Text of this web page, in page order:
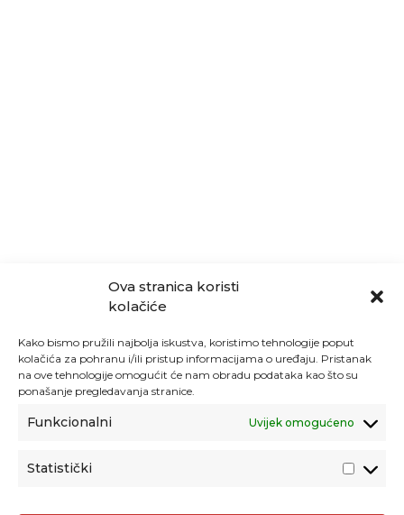
Ova stranica koristi
kolačiće
Kako bismo pružili najbolja iskustva, koristimo tehnologije poput
kolačića za pohranu i/ili pristup informacijama o uređaju. Pristanak
na ove tehnologije omogućit će nam obradu podataka kao što su
ponašanje pregledavanja stranice.
Funkcionalni Uvijek omogućeno
Statistički